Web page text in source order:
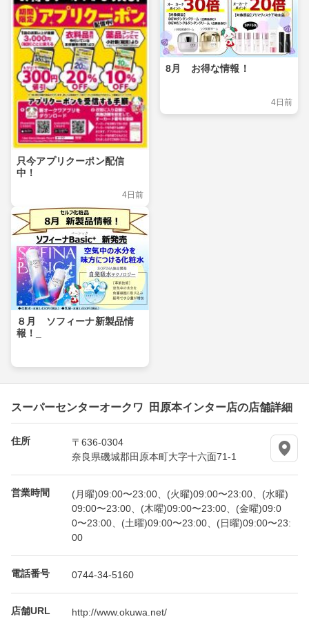
只今アプリクーポン配信
中！
4日前
8月 お得な情報！
4日前
８月 ソフィーナ新製品情
報！_
スーパーセンターオークワ 田原本インター店の店舗詳細
住所
〒636-0304
奈良県磯城郡田原本町大字十六面71-1
営業時間
(月曜)09:00〜23:00、(火曜)09:00〜23:00、(水曜)
09:00〜23:00、(木曜)09:00〜23:00、(金曜)09:0
0〜23:00、(土曜)09:00〜23:00、(日曜)09:00〜23:
00
電話番号 0744-34-5160
店舗URL http://www.okuwa.net/